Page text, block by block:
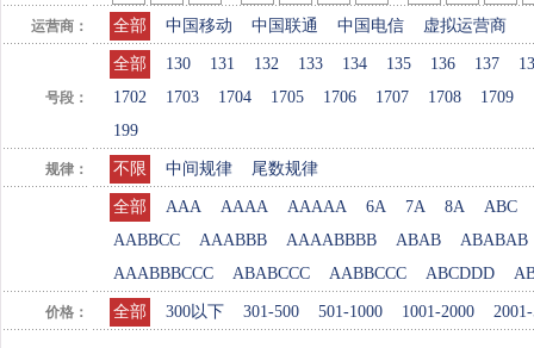
运营商： 全部 中国移动 中国联通 中国电信 虚拟运营商
号段：
全部 130 131 132 133 134 135 136 137
1702
1703 1704 1705 1706 1707 1708 1709
199
规律： 不限 中间规律 尾数规律
全部 AAA AAAA AAAAA 6A 7A 8A
ABC
AABBCC
AAABBB AAAABBBB ABAB
ABABAB
AAABBBCCC
ABABCCC AABBCCC ABCDDD
价格： 全部 300以下 301-500 501-1000 1001-2000